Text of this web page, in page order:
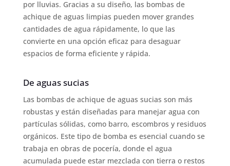
por lluvias. Gracias a su diseño, las bombas de
achique de aguas limpias pueden mover grandes
cantidades de agua rápidamente, lo que las
convierte en una opción eficaz para desaguar
espacios de forma eficiente y rápida.
De aguas sucias
Las bombas de achique de aguas sucias son más
robustas y están diseñadas para manejar agua con
partículas sólidas, como barro, escombros y residuos
orgánicos. Este tipo de bomba es esencial cuando se
trabaja en obras de pocería, donde el agua
acumulada puede estar mezclada con tierra o restos